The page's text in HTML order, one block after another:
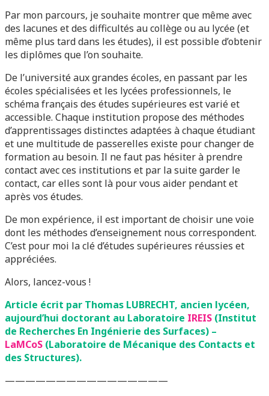
Par mon parcours, je souhaite montrer que même avec
des lacunes et des difficultés au collège ou au lycée (et
même plus tard dans les études), il est possible d’obtenir
les diplômes que l’on souhaite.
De l’université aux grandes écoles, en passant par les
écoles spécialisées et les lycées professionnels, le
schéma français des études supérieures est varié et
accessible. Chaque institution propose des méthodes
d’apprentissages distinctes adaptées à chaque étudiant
et une multitude de passerelles existe pour changer de
formation au besoin. Il ne faut pas hésiter à prendre
contact avec ces institutions et par la suite garder le
contact, car elles sont là pour vous aider pendant et
après vos études.
De mon expérience, il est important de choisir une voie
dont les méthodes d’enseignement nous correspondent.
C’est pour moi la clé d’études supérieures réussies et
appréciées.
Alors, lancez-vous !
Article écrit par Thomas LUBRECHT, ancien lycéen,
aujourd’hui doctorant au Laboratoire IREIS (Institut
de Recherches En Ingénierie des Surfaces) –
LaMCoS (Laboratoire de Mécanique des Contacts et
des Structures).
————————————————